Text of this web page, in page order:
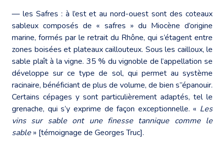
― les Safres : à l’est et au nord-ouest sont des coteaux
sableux composés de « safres » du Miocène d’origine
marine, formés par le retrait du Rhône, qui s’étagent entre
zones boisées et plateaux caillouteux. Sous les cailloux, le
sable plaît à la vigne. 35 % du vignoble de l’appellation se
développe sur ce type de sol, qui permet au système
racinaire, bénéficiant de plus de volume, de bien s’’épanouir.
Certains cépages y sont particulièrement adaptés, tel le
grenache, qui s’y exprime de façon exceptionnelle. « Les
vins sur sable ont une finesse tannique comme le
sable » [témoignage de Georges Truc].